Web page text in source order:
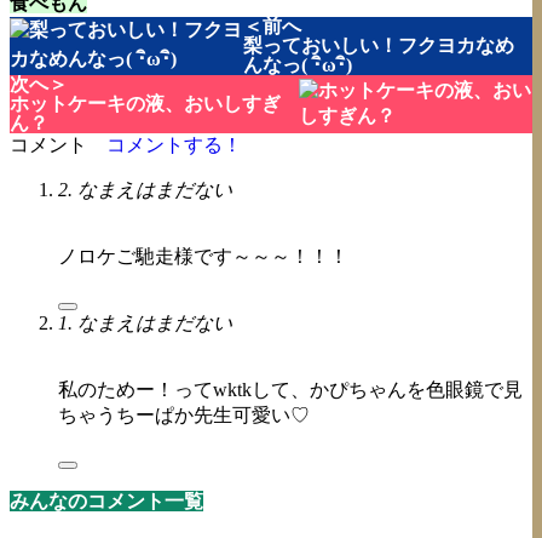
＜前へ
梨っておいしい！フクヨカなめ
んなっ( ･ิω･ิ)
次へ＞
ホットケーキの液、おいしすぎ
ん？
コメント
コメントする！
2. なまえはまだない
ノロケご馳走様です～～～！！！
1. なまえはまだない
私のためー！ってwktkして、かぴちゃんを色眼鏡で見
ちゃうちーぱか先生可愛い♡
みんなのコメント一覧